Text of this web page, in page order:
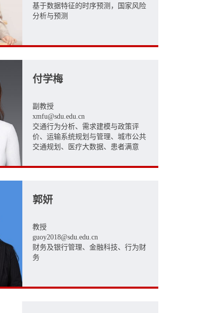
基于数据特征的时序预测，国家风险
分析与预测
付学梅
副教授
xmfu@sdu.edu.cn
交通行为分析、需求建模与政策评
价、运输系统规划与管理、城市公共
交通规划、医疗大数据、患者满意
郭妍
教授
guoy2018@sdu.edu.cn
财务及银行管理、金融科技、行为财
务